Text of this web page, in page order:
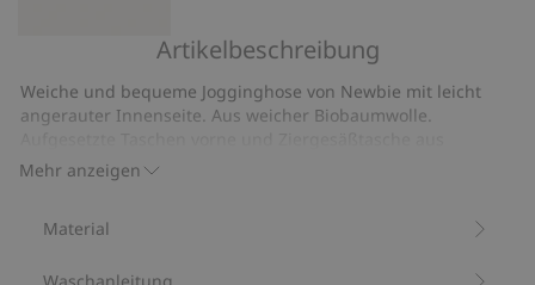
Shirt
Waffelmuster
Artikelbeschreibung
Mehr anzeigen
Weiche und bequeme Jogginghose von Newbie mit leicht
angerauter Innenseite. Aus weicher Biobaumwolle.
Rippmaterial. Dekorative Knöpfe vorne und elastische
Beinabschlüsse.
Artikelnummer
Material